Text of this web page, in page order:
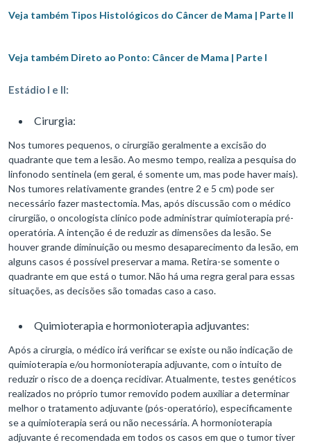
Veja também Tipos Histológicos do Câncer de Mama | Parte II
Veja também Direto ao Ponto: Câncer de Mama | Parte I
Estádio I e II:
Cirurgia:
Nos tumores pequenos, o cirurgião geralmente a excisão do
quadrante que tem a lesão. Ao mesmo tempo, realiza a pesquisa do
linfonodo sentinela (em geral, é somente um, mas pode haver mais).
Nos tumores relativamente grandes (entre 2 e 5 cm) pode ser
necessário fazer mastectomia. Mas, após discussão com o médico
cirurgião, o oncologista clínico pode administrar quimioterapia pré-
operatória. A intenção é de reduzir as dimensões da lesão. Se
houver grande diminuição ou mesmo desaparecimento da lesão, em
alguns casos é possível preservar a mama. Retira-se somente o
quadrante em que está o tumor. Não há uma regra geral para essas
situações, as decisões são tomadas caso a caso.
Quimioterapia e hormonioterapia adjuvantes:
Após a cirurgia, o médico irá verificar se existe ou não indicação de
quimioterapia e/ou hormonioterapia adjuvante, com o intuito de
reduzir o risco de a doença recidivar. Atualmente, testes genéticos
realizados no próprio tumor removido podem auxiliar a determinar
melhor o tratamento adjuvante (pós-operatório), especificamente
se a quimioterapia será ou não necessária. A hormonioterapia
adjuvante é recomendada em todos os casos em que o tumor tiver